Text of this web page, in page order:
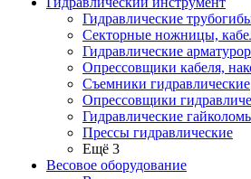
Гидравлические
Секторные ножницы,
Гидравлические
Опрессовщики кабеля,
Съемники гидравлические
Опрессовщики
Гидравлические
Прессы гидравлические
Ещё 3
Весовое оборудование